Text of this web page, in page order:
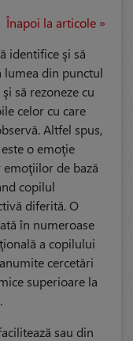
Înapoi la articole »
identifice şi să
lumea din punctul
să rezoneze cu
celor cu care
Altfel spus,
o emoţie
de bază
copilul
diferită. O
în numeroase
a copilului
cercetări
superioare la
sau din